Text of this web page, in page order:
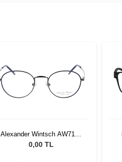
Alexander Wintsch AW7103
C1
0,00 TL